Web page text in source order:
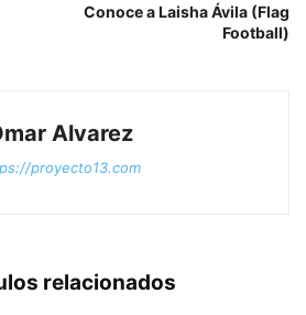
Conoce a Laisha Ávila (Flag
Football)
Alvarez
proyecto13.com
relacionados